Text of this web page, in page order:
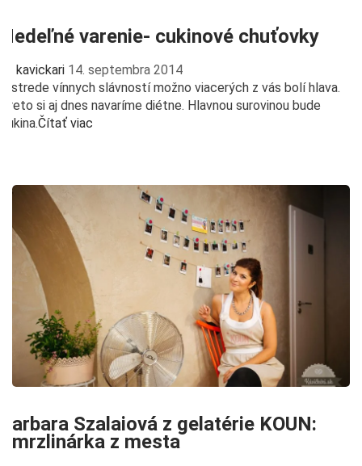
Nedeľné varenie- cukinové chuťovky
kavickari 14. septembra 2014
V strede vínnych slávností možno viacerých z vás bolí hlava.
Preto si aj dnes navaríme diétne. Hlavnou surovinou bude
cukina.Čítať viac
Barbara Szalaiová z gelatérie KOUN:
Zmrzlinárka z mesta